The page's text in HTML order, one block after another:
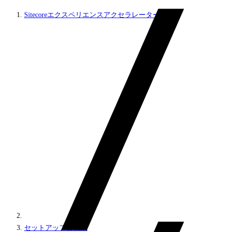
Sitecoreエクスペリエンスアクセラレーター
セットアップと構成